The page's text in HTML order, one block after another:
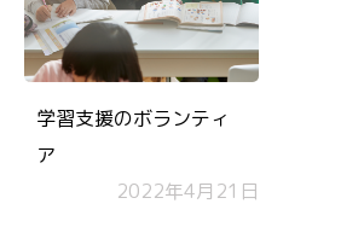
学習支援のボランティ
ア
2022年4月21日